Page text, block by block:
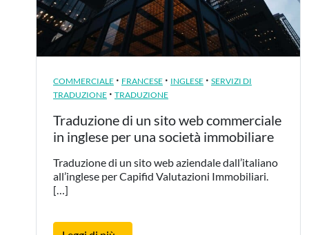
COMMERCIALE · FRANCESE · INGLESE · SERVIZI DI
TRADUZIONE · TRADUZIONE
Traduzione di un sito web commerciale
in inglese per una società immobiliare
Traduzione di un sito web aziendale dall’italiano
all’inglese per Capifid Valutazioni Immobiliari.
[…]